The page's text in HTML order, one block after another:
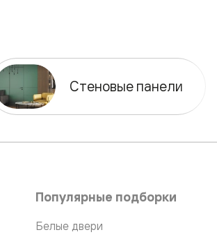
Стеновые панели
Популярные подборки
Белые двери